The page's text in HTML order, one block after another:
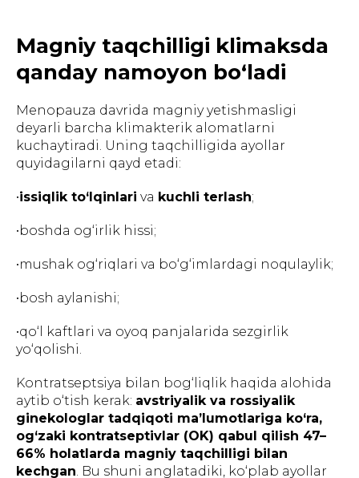
Magniy taqchilligi klimaksda
qanday namoyon bo‘ladi
Menopauza davrida magniy yetishmasligi
deyarli barcha klimakterik alomatlarni
kuchaytiradi. Uning taqchilligida ayollar
quyidagilarni qayd etadi:
•issiqlik to‘lqinlari va kuchli terlash;
•boshda og‘irlik hissi;
•mushak og‘riqlari va bo‘g‘imlardagi noqulaylik;
•bosh aylanishi;
•qo‘l kaftlari va oyoq panjalarida sezgirlik
yo‘qolishi.
Kontratseptsiya bilan bog‘liqlik haqida alohida
aytib o‘tish kerak: avstriyalik va rossiyalik
ginekologlar tadqiqoti ma’lumotlariga ko‘ra,
og‘zaki kontratseptivlar (OK) qabul qilish 47–
66% holatlarda magniy taqchilligi bilan
kechgan . Bu shuni anglatadiki, ko‘plab ayollar